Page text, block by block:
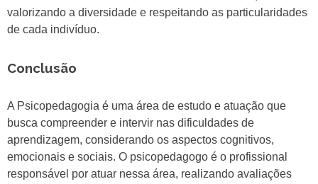
valorizando a diversidade e respeitando as particularidades
de cada indivíduo.
Conclusão
A Psicopedagogia é uma área de estudo e atuação que
busca compreender e intervir nas dificuldades de
aprendizagem, considerando os aspectos cognitivos,
emocionais e sociais. O psicopedagogo é o profissional
responsável por atuar nessa área, realizando avaliações